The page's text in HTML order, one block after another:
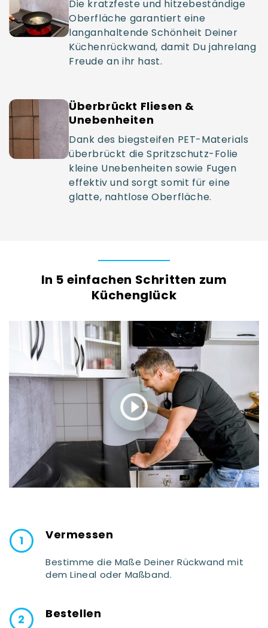
Die kratzfeste und hitzebeständige
Oberfläche garantiert eine
langanhaltende Schönheit Deiner
Küchenrückwand, damit Du jahrelang
Freude an ihr hast.
Überbrückt Fliesen &
Unebenheiten
Dank des biegsteifen PET-Materials
überbrückt die Spritzschutz-Folie
kleine Unebenheiten sowie Fugen
effektiv und sorgt somit für eine
glatte, nahtlose Oberfläche.
In 5 einfachen Schritten zum
Küchenglück
Vermessen
Bestimme die Maße Deiner Rückwand mit
dem Lineal oder Maßband.
Bestellen